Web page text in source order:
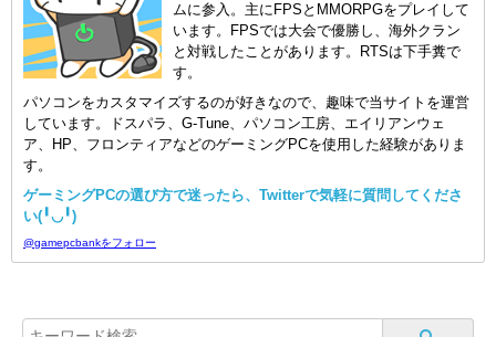
ムに参入。主にFPSとMMORPGをプレイして
います。FPSでは大会で優勝し、海外クラン
と対戦したことがあります。RTSは下手糞で
す。
パソコンをカスタマイズするのが好きなので、趣味で当サイトを運営
しています。ドスパラ、G-Tune、パソコン工房、エイリアンウェ
ア、HP、フロンティアなどのゲーミングPCを使用した経験がありま
す。
ゲーミングPCの選び方で迷ったら、Twitterで気軽に質問してくださ
い(╹◡╹)
@gamepcbankをフォロー